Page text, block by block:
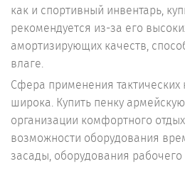
как и спортивный инвентарь,
рекомендуется из-за его
амортизирующих качеств,
влаге.
Сфера применения тактических
широка. Купить пенку
организации комфортного
возможности оборудования
засады, оборудования рабочего